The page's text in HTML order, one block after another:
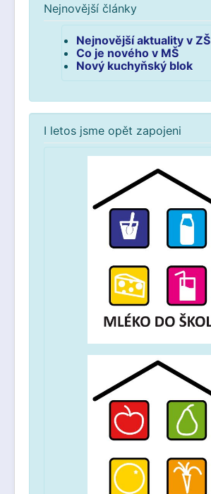
Nejnovější články
Nejnovější aktuality v ZŠ
Co je nového v MŠ
Nový kuchyňský blok
I letos jsme opět zapojeni